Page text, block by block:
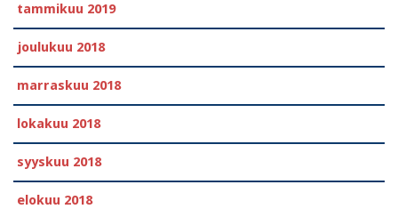
tammikuu 2019
joulukuu 2018
marraskuu 2018
lokakuu 2018
syyskuu 2018
elokuu 2018